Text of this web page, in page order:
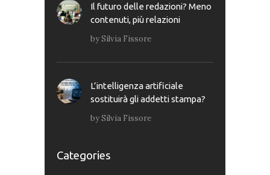
Il futuro delle redazioni? Meno
contenuti, più relazioni
bySilvia Fissore
L’intelligenza artificiale
sostituirà gli addetti stampa?
bySilvia Fissore
Categories